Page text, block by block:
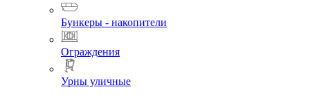
Бункеры - накопители
Ограждения
Урны уличные